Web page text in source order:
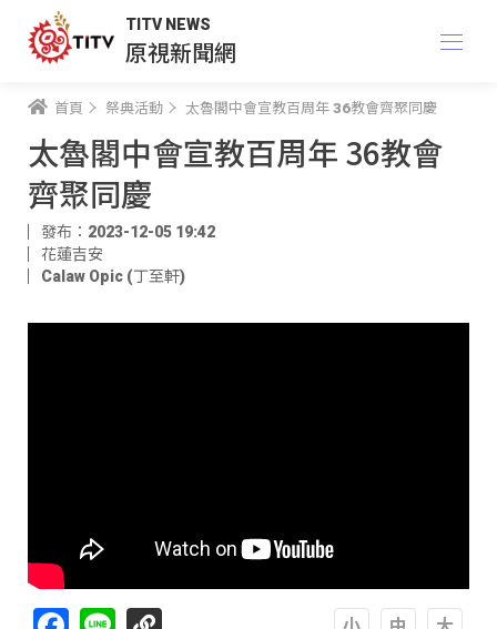
TITV NEWS
原視新聞網
首頁 祭典活動 太魯閣中會宣教百周年 36教會齊聚同慶
太魯閣中會宣教百周年 36教會
齊聚同慶
發布：2023-12-05 19:42
花蓮吉安
Calaw Opic (丁至軒)
Facebook
Line